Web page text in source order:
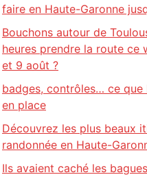
faire en Haute-Garonne
Bouchons autour de
heures prendre la route ce
et 9 août ?
badges, contrôles… ce que
en place
Découvrez les plus beaux
randonnée en Haute-
Ils avaient caché les